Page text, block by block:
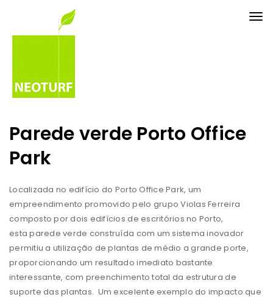
Parede verde Porto Office
Park
Localizada no edifício do Porto Office Park, um
empreendimento promovido pelo grupo Violas Ferreira
composto por dois edifícios de escritórios no Porto,
esta parede verde construída com um sistema inovador
permitiu a utilização de plantas de médio a grande porte,
proporcionando um resultado imediato bastante
interessante, com preenchimento total da estrutura de
suporte das plantas. Um excelente exemplo do impacto que